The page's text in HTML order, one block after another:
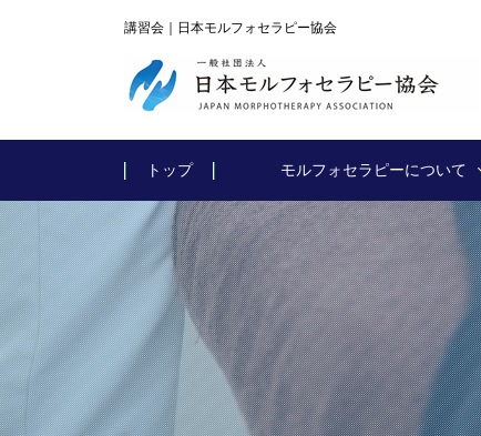
講習会｜日本モルフォセラピー協会
トップ モルフォセラピーについて